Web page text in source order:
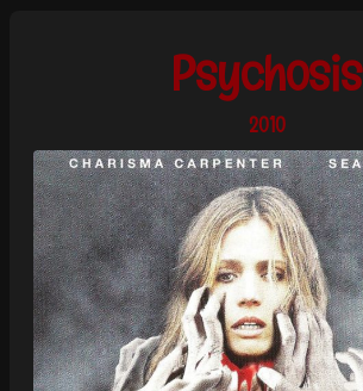
Psychosis
2010